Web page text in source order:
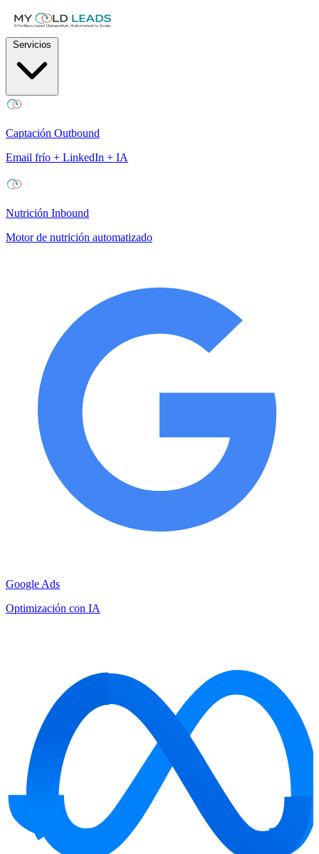
Captación Outbound
Email frío + LinkedIn + IA
Nutrición Inbound
Motor de nutrición automatizado
Google Ads
Optimización con IA